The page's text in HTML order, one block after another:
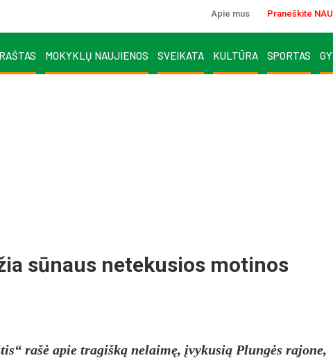
Apie mus Praneškite
MOKYKLŲ NAUJIENOS SVEIKATA KULTŪRA SPORTAS
sūnaus netekusios motinos
rašė apie tragišką nelaimę, įvykusią Plungės rajone,